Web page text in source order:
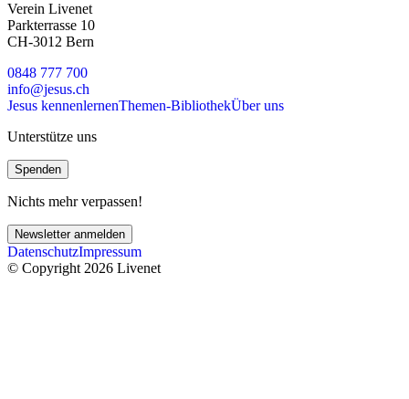
Verein Livenet
Parkterrasse 10
CH-3012 Bern
0848 777 700
info@jesus.ch
Jesus kennenlernenThemen-BibliothekÜber uns
Unterstütze uns
Spenden
Nichts mehr verpassen!
Newsletter anmelden
DatenschutzImpressum
© Copyright 2026 Livenet